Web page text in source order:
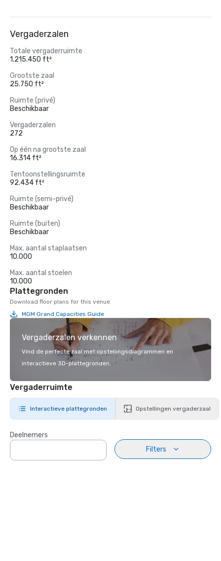
Vergaderzalen
Totale vergaderruimte
1.215.450 ft²
Grootste zaal
25.750 ft²
Ruimte (privé)
Beschikbaar
Vergaderzalen
272
Op één na grootste zaal
16.314 ft²
Tentoonstellingsruimte
92.434 ft²
Ruimte (semi-privé)
Beschikbaar
Ruimte (buiten)
Beschikbaar
Max. aantal staplaatsen
10.000
Max. aantal stoelen
10.000
Plattegronden
Download floor plans for this venue.
MGM Grand Capacities Guide
Vergaderzalen verkennen
Vind de perfecte zaal met opstellingsdiagrammen en
interactieve 3D-plattegronden.
Vergaderruimte
Interactieve plattegronden Opstellingen vergaderzaal
Deelnemers
Filters